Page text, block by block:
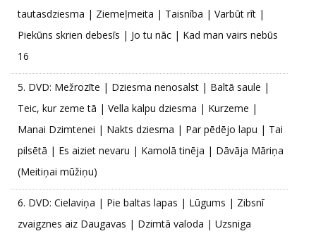
tautasdziesma | Ziemeļmeita | Taisnība | Varbūt rīt |
Piekūns skrien debesīs | Jo tu nāc | Kad man vairs nebūs
16
5. DVD: Mežrozīte | Dziesma nenosalst | Baltā saule |
Teic, kur zeme tā | Vella kalpu dziesma | Kurzeme |
Manai Dzimtenei | Nakts dziesma | Par pēdējo lapu | Tai
pilsētā | Es aiziet nevaru | Kamolā tinēja | Dāvāja Māriņa
(Meitiņai mūžiņu)
6. DVD: Cielaviņa | Pie baltas lapas | Lūgums | Zibsnī
zvaigznes aiz Daugavas | Dzimtā valoda | Uzsniga